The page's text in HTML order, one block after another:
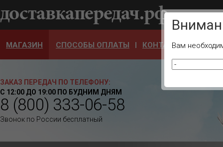
Ваш
МАГАЗИН СПОСОБЫ ОПЛАТЫ КОНТАКТЫ
ЗАКАЗ ПЕРЕДАЧ ПО ТЕЛЕФОНУ:
С 12:00 ДО 19:00 ПО БУДНИМ ДНЯМ
8 (800) 333-06-58
Звонок по России бесплатный
Вам